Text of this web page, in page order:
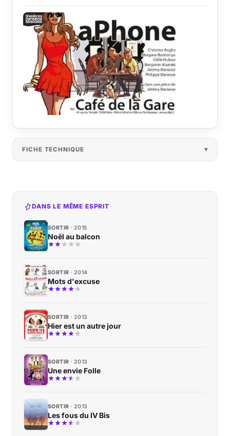
FICHE TECHNIQUE
DANS LE MÊME ESPRIT
SORTIR 2015
Noël au balcon
SORTIR 2014
Mots d'excuse
SORTIR 2013
Hier est un autre jour
SORTIR 2013
Une envie Folle
SORTIR 2013
Les fous du IV Bis